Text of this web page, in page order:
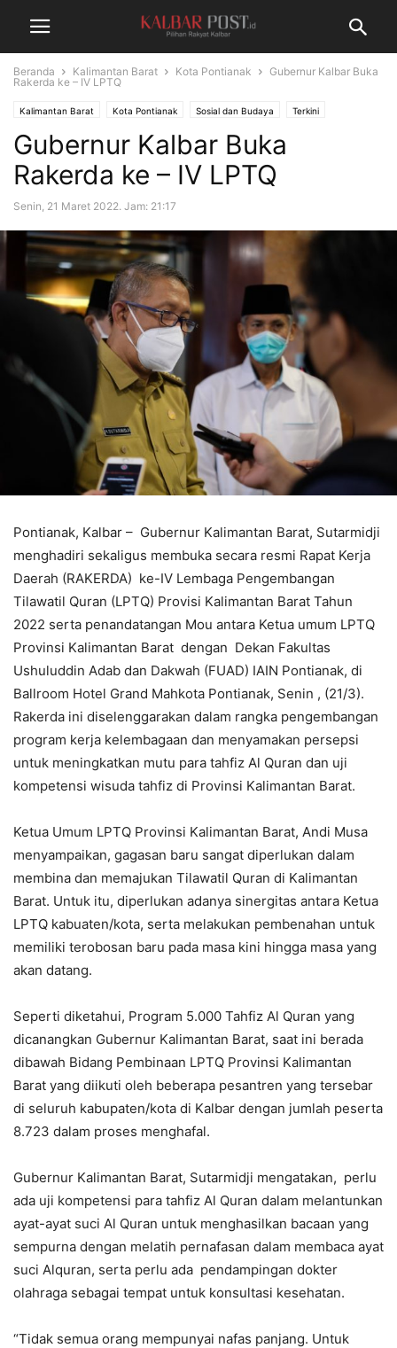
Beranda Kalimantan Barat Kota Pontianak
Gubernur Kalbar Buka
Rakerda ke – IV LPTQ
Kalimantan Barat Kota Pontianak Sosial dan Budaya Terkini
Gubernur Kalbar Buka
Rakerda ke – IV LPTQ
Senin, 21 Maret 2022. Jam: 21:17
Pontianak, Kalbar – Gubernur Kalimantan Barat, Sutarmidji
menghadiri sekaligus membuka secara resmi Rapat Kerja
Daerah (RAKERDA) ke-IV Lembaga Pengembangan
Tilawatil Quran (LPTQ) Provisi Kalimantan Barat Tahun
2022 serta penandatangan Mou antara Ketua umum LPTQ
Provinsi Kalimantan Barat dengan Dekan Fakultas
Ushuluddin Adab dan Dakwah (FUAD) IAIN Pontianak, di
Ballroom Hotel Grand Mahkota Pontianak, Senin , (21/3).
Rakerda ini diselenggarakan dalam rangka pengembangan
program kerja kelembagaan dan menyamakan persepsi
untuk meningkatkan mutu para tahfiz Al Quran dan uji
kompetensi wisuda tahfiz di Provinsi Kalimantan Barat.
Ketua Umum LPTQ Provinsi Kalimantan Barat, Andi Musa
menyampaikan, gagasan baru sangat diperlukan dalam
membina dan memajukan Tilawatil Quran di Kalimantan
Barat. Untuk itu, diperlukan adanya sinergitas antara Ketua
LPTQ kabuaten/kota, serta melakukan pembenahan untuk
memiliki terobosan baru pada masa kini hingga masa yang
akan datang.
Seperti diketahui, Program 5.000 Tahfiz Al Quran yang
dicanangkan Gubernur Kalimantan Barat, saat ini berada
dibawah Bidang Pembinaan LPTQ Provinsi Kalimantan
Barat yang diikuti oleh beberapa pesantren yang tersebar
di seluruh kabupaten/kota di Kalbar dengan jumlah peserta
8.723 dalam proses menghafal.
Gubernur Kalimantan Barat, Sutarmidji mengatakan, perlu
ada uji kompetensi para tahfiz Al Quran dalam melantunkan
ayat-ayat suci Al Quran untuk menghasilkan bacaan yang
sempurna dengan melatih pernafasan dalam membaca ayat
suci Alquran, serta perlu ada pendampingan dokter
olahraga sebagai tempat untuk konsultasi kesehatan.
“Tidak semua orang mempunyai nafas panjang. Untuk